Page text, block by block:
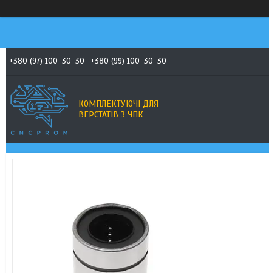
+380 (97) 100-30-30 +380 (99) 100-30-30
КОМПЛЕКТУЮЧІ ДЛЯ
ВЕРСТАТІВ З ЧПК